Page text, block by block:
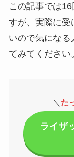
この記事では
すが、実際に受
いので気になる
てみてください。
＼ た
ライザ